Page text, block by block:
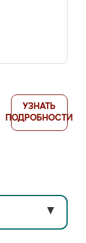
УЗНАТЬ
ПОДРОБНОСТИ
▼